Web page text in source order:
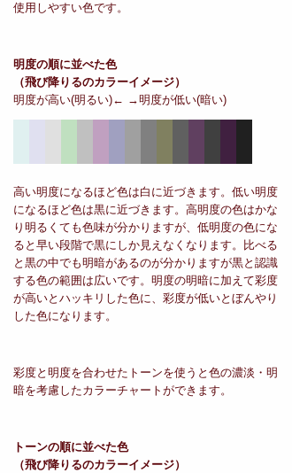
使用しやすい色です。
明度の順に並べた色
（飛び降りるのカラーイメージ）
明度が高い(明るい)← →明度が低い(暗い)
高い明度になるほど色は白に近づきます。低い明度
になるほど色は黒に近づきます。高明度の色はかな
り明るくても色味が分かりますが、低明度の色にな
ると早い段階で黒にしか見えなくなります。比べる
と黒の中でも明暗があるのが分かりますが黒と認識
する色の範囲は広いです。明度の明暗に加えて彩度
が高いとハッキリした色に、彩度が低いとぼんやり
した色になります。
彩度と明度を合わせたトーンを使うと色の濃淡・明
暗を考慮したカラーチャートができます。
トーンの順に並べた色
（飛び降りるのカラーイメージ）